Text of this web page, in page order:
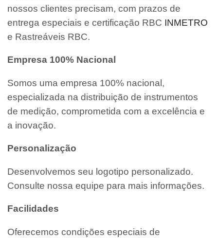
nossos clientes precisam, com prazos de
entrega especiais e certificação RBC INMETRO
e Rastreáveis RBC.
Empresa 100% Nacional
Somos uma empresa 100% nacional,
especializada na distribuição de instrumentos
de medição, comprometida com a excelência e
a inovação.
Personalização
Desenvolvemos seu logotipo personalizado.
Consulte nossa equipe para mais informações.
Facilidades
Oferecemos condições especiais de